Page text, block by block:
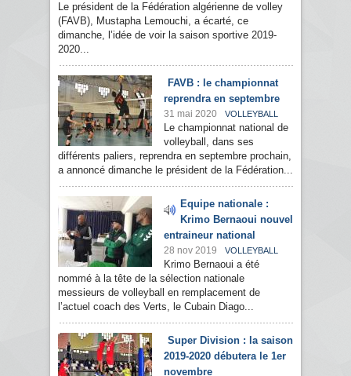
Le président de la Fédération algérienne de volley
(FAVB), Mustapha Lemouchi, a écarté, ce
dimanche, l’idée de voir la saison sportive 2019-
2020...
FAVB : le championnat
reprendra en septembre
31 mai 2020 VOLLEYBALL
Le championnat national de
volleyball, dans ses
différents paliers, reprendra en septembre prochain,
a annoncé dimanche le président de la Fédération...
Equipe nationale :
Krimo Bernaoui nouvel
entraineur national
28 nov 2019 VOLLEYBALL
Krimo Bernaoui a été
nommé à la tête de la sélection nationale
messieurs de volleyball en remplacement de
l’actuel coach des Verts, le Cubain Diago...
Super Division : la saison
2019-2020 débutera le 1er
novembre